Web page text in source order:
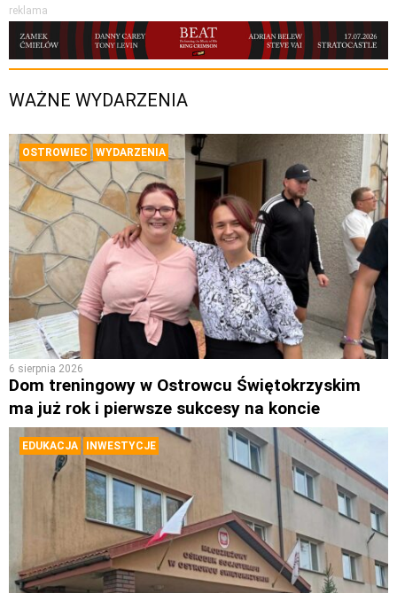
reklama
WAŻNE WYDARZENIA
OSTROWIEC WYDARZENIA
6 sierpnia 2026
Dom treningowy w Ostrowcu Świętokrzyskim
ma już rok i pierwsze sukcesy na koncie
EDUKACJA INWESTYCJE